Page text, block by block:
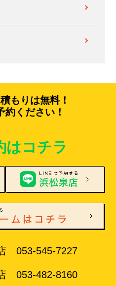
もりは無料！
約ください！
はコチラ
053-545-7227
053-482-8160